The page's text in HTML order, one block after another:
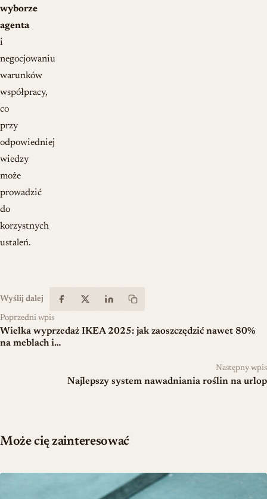
wyborze
agenta
i
negocjowaniu
warunków
współpracy,
co
przy
odpowiedniej
wiedzy
może
prowadzić
do
korzystnych
ustaleń.
Wyślij dalej
Poprzedni wpis
Wielka wyprzedaż IKEA 2025: jak zaoszczędzić nawet 80%
na meblach i…
Następny wpis
Najlepszy system nawadniania roślin na urlop
Może cię zainteresować
Najlepsza wiertarka 2026 – jak wybrać model dopasowany do